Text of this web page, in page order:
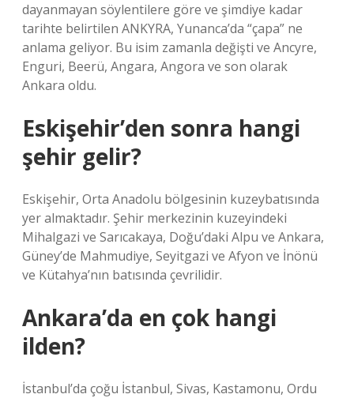
dayanmayan söylentilere göre ve şimdiye kadar
tarihte belirtilen ANKYRA, Yunanca’da “çapa” ne
anlama geliyor. Bu isim zamanla değişti ve Ancyre,
Enguri, Beerü, Angara, Angora ve son olarak
Ankara oldu.
Eskişehir’den sonra hangi
şehir gelir?
Eskişehir, Orta Anadolu bölgesinin kuzeybatısında
yer almaktadır. Şehir merkezinin kuzeyindeki
Mihalgazi ve Sarıcakaya, Doğu’daki Alpu ve Ankara,
Güney’de Mahmudiye, Seyitgazi ve Afyon ve İnönü
ve Kütahya’nın batısında çevrilidir.
Ankara’da en çok hangi
ilden?
İstanbul’da çoğu İstanbul, Sivas, Kastamonu, Ordu